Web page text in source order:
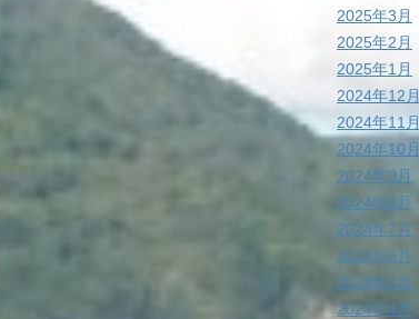
2025年3月
2025年2月
2025年1月
2024年12月
2024年11月
2024年10月
2024年9月
2024年8月
2024年7月
2024年6月
2024年5月
2024年4月